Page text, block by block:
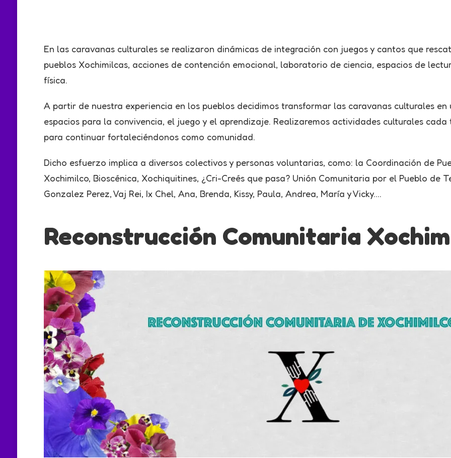
En las caravanas culturales se realizaron dinámicas de integración con juegos y cantos que
pueblos Xochimilcas, acciones de contención emocional, laboratorio de ciencia, espacios de
física.
A partir de nuestra experiencia en los pueblos decidimos transformar las caravanas culturales
espacios para la convivencia, el juego y el aprendizaje. Realizaremos actividades culturales cada
para continuar fortaleciéndonos como comunidad.
Dicho esfuerzo implica a diversos colectivos y personas voluntarias, como: la Coordinación de
Xochimilco, Bioscénica, Xochiquitines, ¿Cri-Creés que pasa? Unión Comunitaria por el Pueblo de
Gonzalez Perez, Vaj Rei, Ix Chel, Ana, Brenda, Kissy, Paula, Andrea, María y Vicky….
Reconstrucción Comunitaria